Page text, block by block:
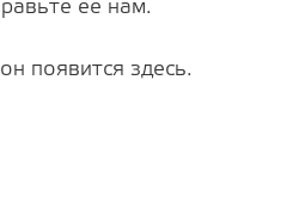
ее нам.
появится здесь.